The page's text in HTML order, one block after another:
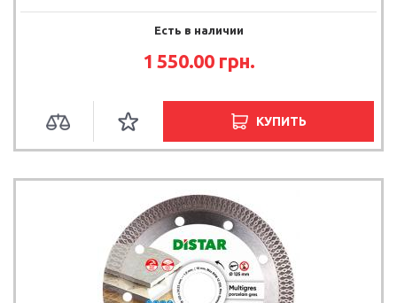
Есть в наличии
1 550.00 грн.
КУПИТЬ